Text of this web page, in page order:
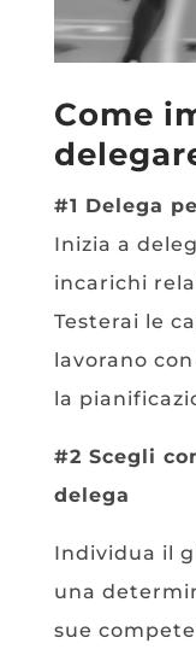
Come
#1 Delega
Inizia a
incarichi
Testerai le
lavorano
la
#2 Scegli
delega
Individua il
una
sue